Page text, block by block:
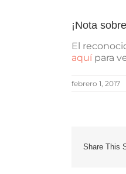
¡Nota
El
aquí para
febrero 1, 2017
Share This